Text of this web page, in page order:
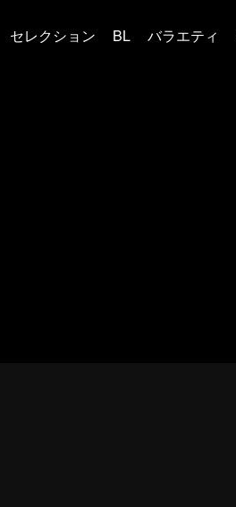
セレクション BL バラエティ